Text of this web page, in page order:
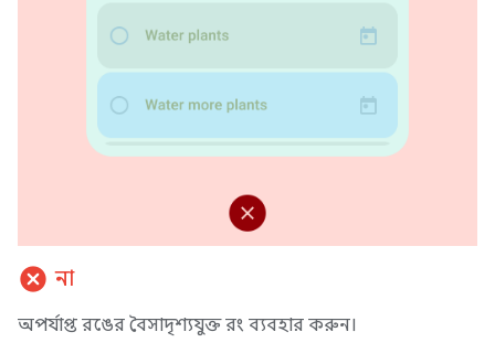
cancel না
অপর্যাপ্ত রঙের বৈসাদৃশ্যযুক্ত রং ব্যবহার করুন।